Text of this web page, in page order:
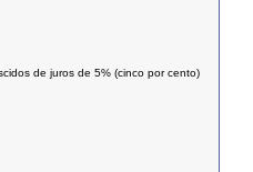
de juros de 5% (cinco por cento)